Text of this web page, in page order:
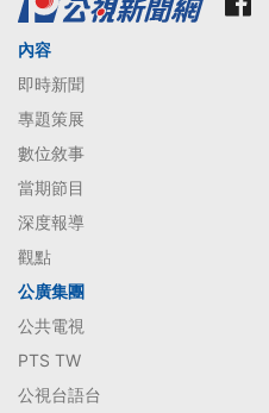
內容
即時新聞
專題策展
數位敘事
當期節目
深度報導
觀點
公廣集團
公共電視
PTS TW
公視台語台